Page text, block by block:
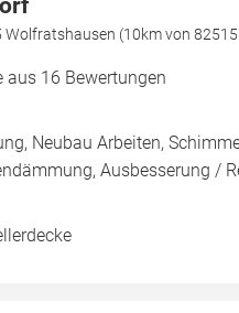
Wolfratshausen (10km von
aus 16 Bewertungen
Neubau Arbeiten,
Ausbesserung /